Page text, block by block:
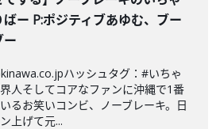
ばー P:ポジティブあゆむ、ブー
ー
ハッシュタグ：#いちゃ
人そしてコアなファンに沖縄で1番
るお笑いコンビ、ノーブレーキ。日
上げて元...